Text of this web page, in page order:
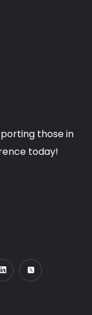
those in
today!